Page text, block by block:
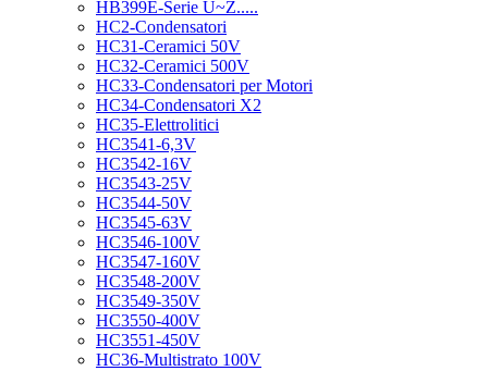
HB399E-Serie U~Z.....
HC2-Condensatori
HC31-Ceramici 50V
HC32-Ceramici 500V
HC33-Condensatori per Motori
HC34-Condensatori X2
HC35-Elettrolitici
HC3541-6,3V
HC3542-16V
HC3543-25V
HC3544-50V
HC3545-63V
HC3546-100V
HC3547-160V
HC3548-200V
HC3549-350V
HC3550-400V
HC3551-450V
HC36-Multistrato 100V